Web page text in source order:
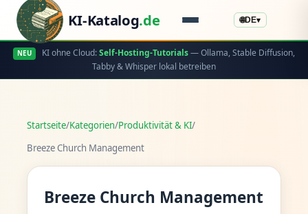
KI-Katalog.de 🌐DE▾
NEU KI ohne Cloud:Self-Hosting-Tutorials— Ollama, Stable Diffusion,
Tabby & Whisper lokal betreiben
Startseite/Kategorien/Produktivität & KI/
Breeze Church Management
Breeze Church Management